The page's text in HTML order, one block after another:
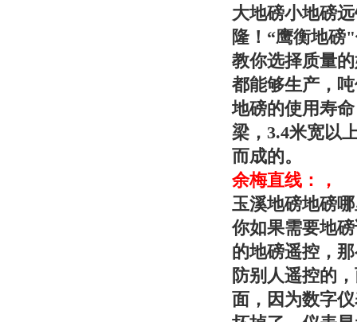
大地磅小地磅
隆！“鹰衡地磅
教你选择质量
都能够生产，
地磅的使用寿
梁，3.4米宽以
而成的。
余梅直线：，
玉溪地磅地磅
你如果需要地
的地磅遥控，
防别人遥控的
面，因为数字